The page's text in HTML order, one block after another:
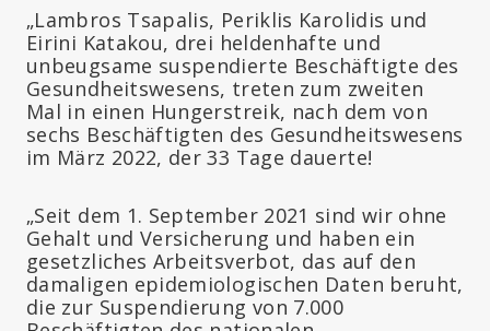
„Lambros Tsapalis, Periklis Karolidis und
Eirini Katakou, drei heldenhafte und
unbeugsame suspendierte Beschäftigte des
Gesundheitswesens, treten zum zweiten
Mal in einen Hungerstreik, nach dem von
sechs Beschäftigten des Gesundheitswesens
im März 2022, der 33 Tage dauerte!
„Seit dem 1. September 2021 sind wir ohne
Gehalt und Versicherung und haben ein
gesetzliches Arbeitsverbot, das auf den
damaligen epidemiologischen Daten beruht,
die zur Suspendierung von 7.000